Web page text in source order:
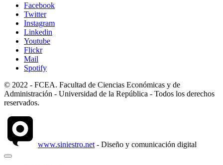
Facebook
Twitter
Instagram
Linkedin
Youtube
Flickr
Mail
Spotify
© 2022 - FCEA. Facultad de Ciencias Económicas y de
Administración - Universidad de la República - Todos los derechos
reservados.
www.siniestro.net - Diseño y comunicación digital